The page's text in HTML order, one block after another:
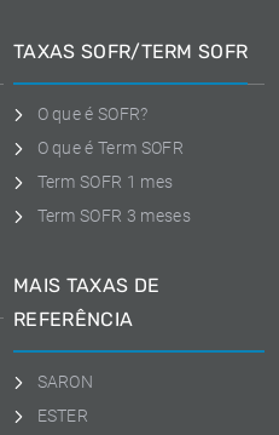
TAXAS SOFR/TERM SOFR
O que é SOFR?
O que é Term SOFR
Term SOFR 1 mes
Term SOFR 3 meses
MAIS TAXAS DE
REFERÊNCIA
SARON
ESTER